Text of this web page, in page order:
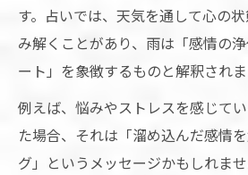
す。占いでは、天気を通して心の
み解くことがあり、雨は「感情の
ート」を象徴するものと解釈されま
例えば、悩みやストレスを感じて
た場合、それは「溜め込んだ感情
グ」というメッセージかもしれま